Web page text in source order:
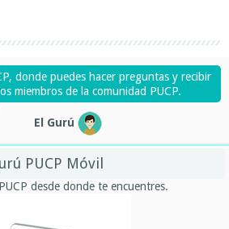
donde puedes hacer preguntas y recibir
miembros de la comunidad PUCP.
El Gurú
PUCP Móvil
desde donde te encuentres.